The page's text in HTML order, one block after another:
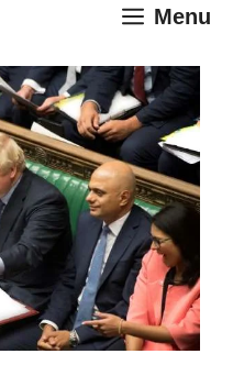
Menu